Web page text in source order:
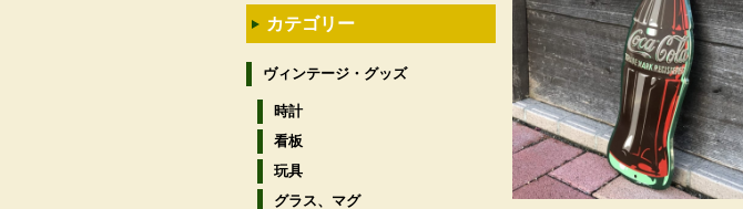
カテゴリー
ヴィンテージ・グッズ
時計
看板
玩具
グラス、マグ